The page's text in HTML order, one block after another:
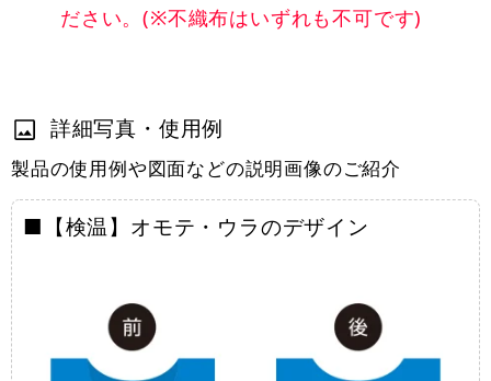
ださい。(※不織布はいずれも不可です)
詳細写真・使用例
製品の使用例や図面などの説明画像のご紹介
■【検温】オモテ・ウラのデザイン